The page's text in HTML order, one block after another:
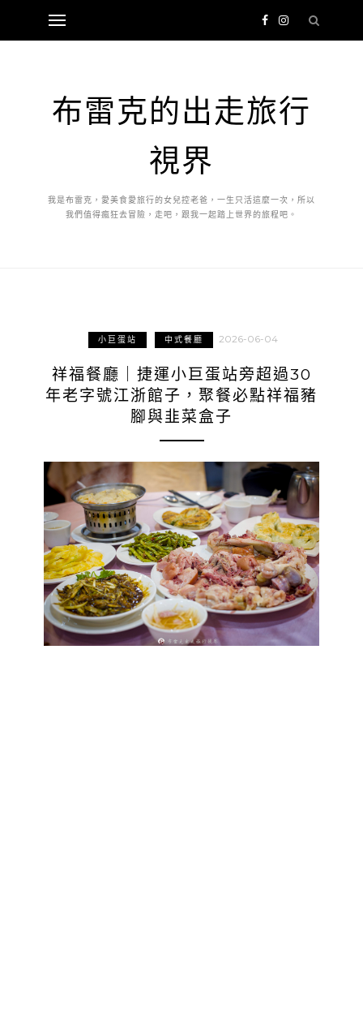
布雷克的出走旅行
視界
我是布雷克，愛美食愛旅行的女兒控老爸，一生只活這麼一次，所以
我們值得瘋狂去冒險，走吧，跟我一起踏上世界的旅程吧。
小巨蛋站 中式餐廳 2026-06-04
祥福餐廳｜捷運小巨蛋站旁超過30
年老字號江浙館子，聚餐必點祥福豬
腳與韭菜盒子